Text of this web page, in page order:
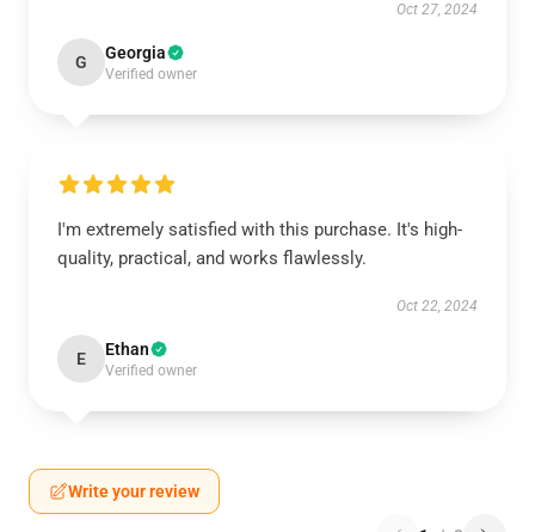
Oct 27, 2024
G Georgia
Verified owner
I'm extremely satisfied with this purchase. It's high-
quality, practical, and works flawlessly.
Oct 22, 2024
E Ethan
Verified owner
Write your review